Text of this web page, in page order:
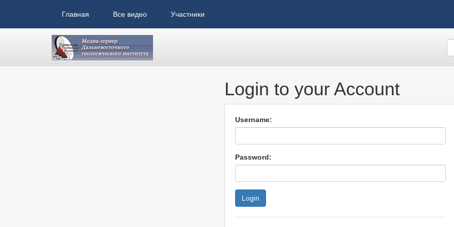
Главная Все видео Участники
Login to your Account
Username:
Password: